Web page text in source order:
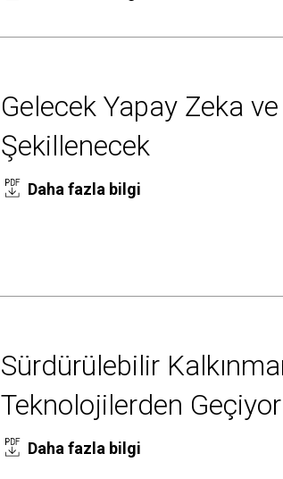
Gelecek Yapay Zeka
Şekillenecek
Daha fazla bilgi
Sürdürülebilir
Teknolojilerden Geçiyor
Daha fazla bilgi